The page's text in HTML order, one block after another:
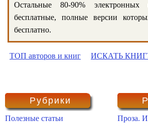
Остальные 80-90% электронных
бесплатные, полные версии
бесплатно.
ТОП авторов и книг ИСКАТЬ
Рубрики
Полезные статьи
Проза.